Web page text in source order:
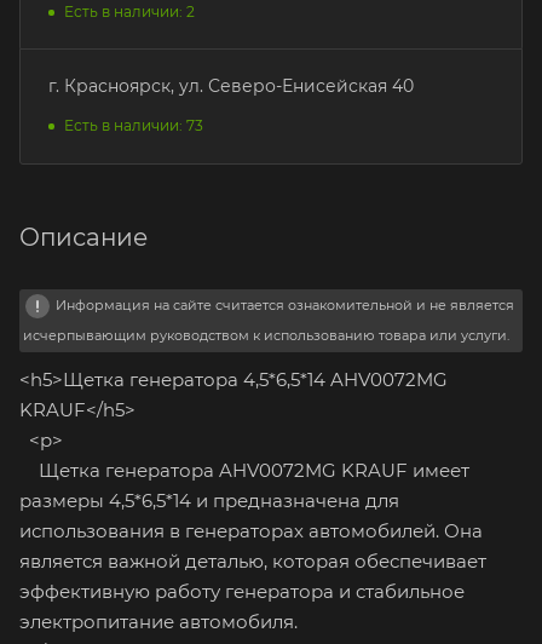
Есть в наличии: 2
г. Красноярск, ул. Северо-Енисейская 40
Есть в наличии: 73
Описание
Информация на сайте считается ознакомительной и не является
исчерпывающим руководством к использованию товара или услуги.
<h5>Щетка генератора 4,5*6,5*14 AHV0072MG
KRAUF</h5>
<p>
Щетка генератора AHV0072MG KRAUF имеет
размеры 4,5*6,5*14 и предназначена для
использования в генераторах автомобилей. Она
является важной деталью, которая обеспечивает
эффективную работу генератора и стабильное
электропитание автомобиля.